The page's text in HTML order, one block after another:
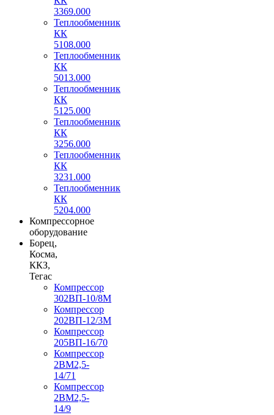
3369.000
Теплообменник
КК
5108.000
Теплообменник
КК
5013.000
Теплообменник
КК
5125.000
Теплообменник
КК
3256.000
Теплообменник
КК
3231.000
Теплообменник
КК
5204.000
Компрессорное
оборудование
Борец,
Косма,
ККЗ,
Тегас
Компрессор
302ВП-10/8М
Компрессор
202ВП-12/3М
Компрессор
205ВП-16/70
Компрессор
2ВМ2,5-
14/71
Компрессор
2ВМ2,5-
14/9